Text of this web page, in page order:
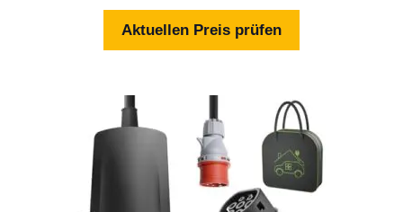
5
war:
1.249,00 €
ist:
Aktuellen Preis prüfen